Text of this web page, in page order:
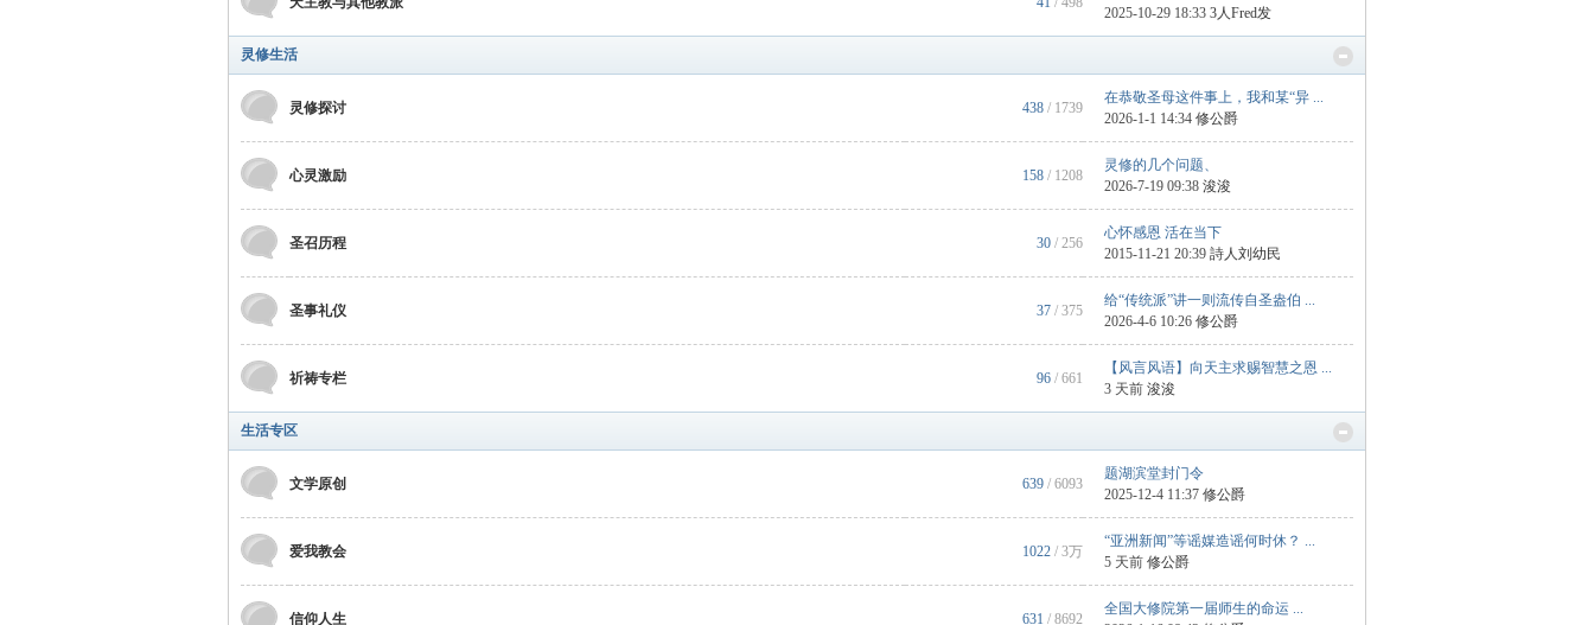
2025-10-29 18:33 3人Fred发
灵修生活
灵修探讨 438 / 1739
在恭敬圣母这件事上，我和某“异 ...
2026-1-1 14:34 修公爵
心灵激励 158 / 1208
灵修的几个问题、
2026-7-19 09:38 浚浚
圣召历程 30 / 256
心怀感恩 活在当下
2015-11-21 20:39 詩人刘幼民
圣事礼仪 37 / 375
给“传统派”讲一则流传自圣盎伯 ...
2026-4-6 10:26 修公爵
祈祷专栏 96 / 661
【风言风语】向天主求赐智慧之恩 ...
3 天前 浚浚
生活专区
文学原创 639 / 6093
题湖滨堂封门令
2025-12-4 11:37 修公爵
爱我教会 1022 / 3万
“亚洲新闻”等谣媒造谣何时休？ ...
5 天前 修公爵
信仰人生 631 / 8692
全国大修院第一届师生的命运 ...